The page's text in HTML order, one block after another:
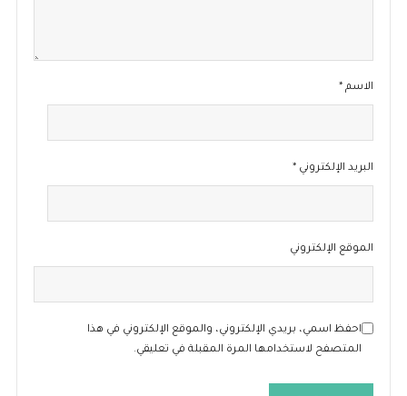
الاسم *
البريد الإلكتروني *
الموقع الإلكتروني
احفظ اسمي، بريدي الإلكتروني، والموقع الإلكتروني في هذا
المتصفح لاستخدامها المرة المقبلة في تعليقي.